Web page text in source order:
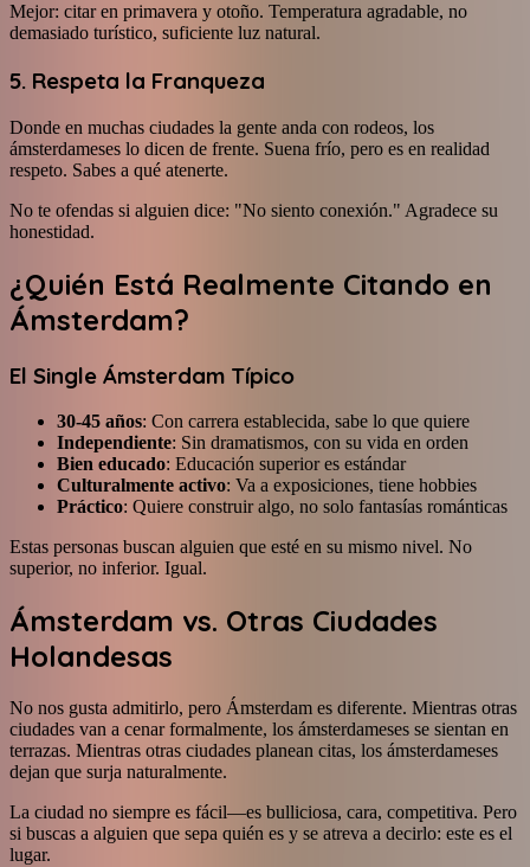
Mejor: citar en primavera y otoño. Temperatura agradable, no
demasiado turístico, suficiente luz natural.
5. Respeta la Franqueza
Donde en muchas ciudades la gente anda con rodeos, los
ámsterdameses lo dicen de frente. Suena frío, pero es en realidad
respeto. Sabes a qué atenerte.
No te ofendas si alguien dice: "No siento conexión." Agradece su
honestidad.
¿Quién Está Realmente Citando en
Ámsterdam?
El Single Ámsterdam Típico
30-45 años: Con carrera establecida, sabe lo que quiere
Independiente: Sin dramatismos, con su vida en orden
Bien educado: Educación superior es estándar
Culturalmente activo: Va a exposiciones, tiene hobbies
Práctico: Quiere construir algo, no solo fantasías románticas
Estas personas buscan alguien que esté en su mismo nivel. No
superior, no inferior. Igual.
Ámsterdam vs. Otras Ciudades
Holandesas
No nos gusta admitirlo, pero Ámsterdam es diferente. Mientras otras
ciudades van a cenar formalmente, los ámsterdameses se sientan en
terrazas. Mientras otras ciudades planean citas, los ámsterdameses
dejan que surja naturalmente.
La ciudad no siempre es fácil—es bulliciosa, cara, competitiva. Pero
si buscas a alguien que sepa quién es y se atreva a decirlo: este es el
lugar.